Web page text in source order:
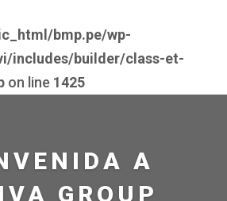
bmp.pe/wp-
includes/builder/class-et-
on line 1425
A
GROUP